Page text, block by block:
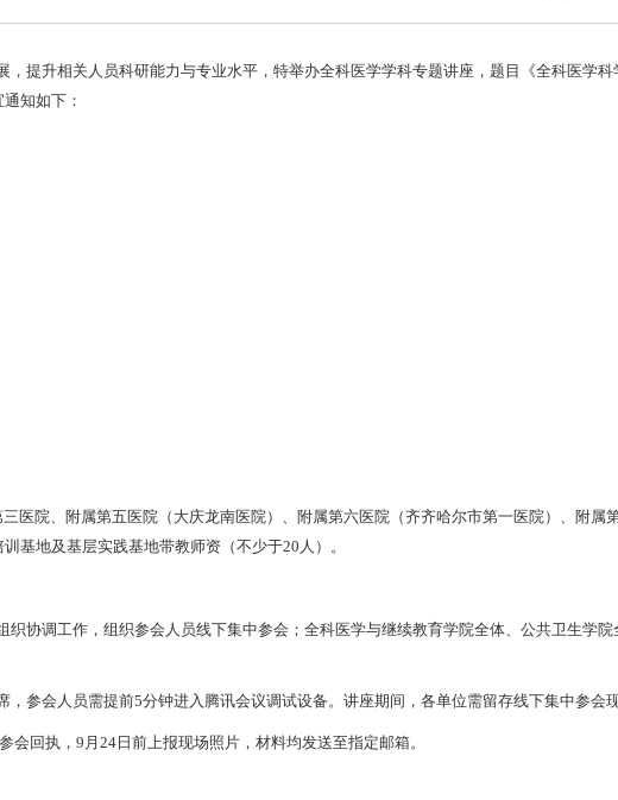
提升相关人员科研能力与专业水平，特举办全科医学学科专题讲座，题目《全科医学
知如下：
医院、附属第五医院（大庆龙南医院）、附属第六医院（齐齐哈尔市第一医院）、附属
基地及基层实践基地带教师资（不少于20人）。
协调工作，组织参会人员线下集中参会；全科医学与继续教育学院全体、公共卫生学院
参会人员需提前5分钟进入腾讯会议调试设备。讲座期间，各单位需留存线下集中参会
回执，9月24日前上报现场照片，材料均发送至指定邮箱。